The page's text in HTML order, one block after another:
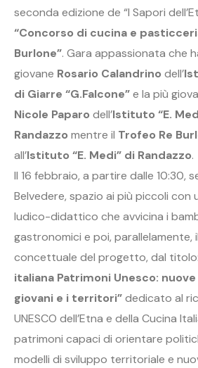
seconda edizione de “I Sapori
“Concorso di cucina e
Burlone”. Gara appassionata che
giovane Rosario Calandrino dell’
di Giarre “G.Falcone”e la più
Nicole Paparo dell’Istituto “E.
Randazzo mentre il Trofeo Re
all’Istituto “E. Medi” di Randazzo.
Il 16 febbraio, a partire dalle 10:30,
Belvedere, spazio ai più piccoli con
ludico-didattico che avvicina i
gastronomici e poi, parallelamente, il
concettuale del progetto, dal titolo:
italiana Patrimoni Unesco:
giovani e i territori”dedicato al
UNESCO dell’Etna e della Cucina
patrimoni capaci di orientare
modelli di sviluppo territoriale e